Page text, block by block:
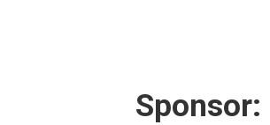
Sponsor: